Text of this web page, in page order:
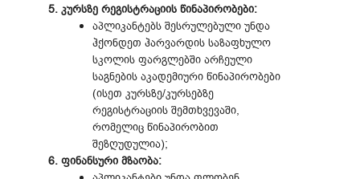
5. კურსზე რეგისტრაციის წინაპირობები:
აპლიკანტებს შესრულებული უნდა
ჰქონდეთ ჰარვარდის საზაფხულო
სკოლის ფარგლებში არჩეული
საგნების აკადემიური წინაპირობები
(ისეთ კურსზე/კურსებზე
რეგისტრაციის შემთხვევაში,
რომელიც წინაპირობით
შეზღუდულია);
6. ფინანსური მზაობა: